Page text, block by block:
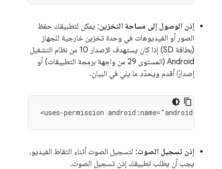
إذن الوصول إلى مساحة التخزين: يمكن لتطبيقك حفظ
الصور أو الفيديوهات في وحدة تخزين خارجية للجهاز
(بطاقة SD) إذا كان يستهدف الإصدار 10 من نظام التشغيل
Android (المستوى 29 من واجهة برمجة التطبيقات) أو
إصدارًا أقدم ويحدّد ما يلي في البيان.
<uses-permission
إذن تسجيل الصوت: لتسجيل الصوت أثناء التقاط الفيديو،
يجب أن يطلب تطبيقك إذن تسجيل الصوت.